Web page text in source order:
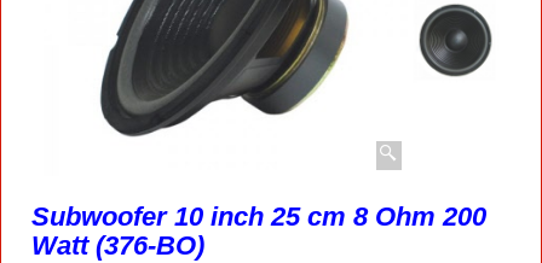
Subwoofer 10 inch 25 cm 8 Ohm 200
Watt (376-BO)